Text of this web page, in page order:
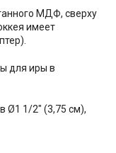
МДФ, сверху
имеет
для иры в
Ø1 1/2" (3,75 см),